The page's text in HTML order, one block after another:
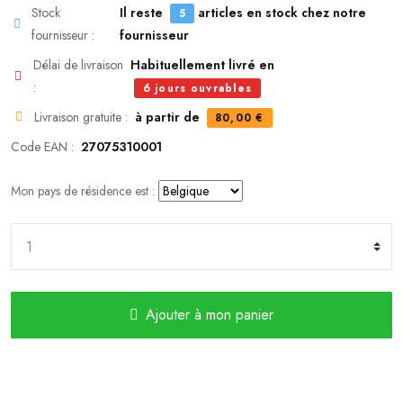
Stock
fournisseur :
Il reste 5
articles en stock chez notre
fournisseur
Délai de livraison
:
Habituellement livré en
6 jours ouvrables
Livraison gratuite : à partir de 80,00 €
Code EAN : 27075310001
Mon pays de résidence est :
Ajouter à mon panier